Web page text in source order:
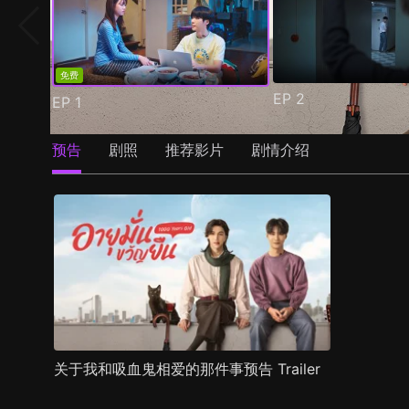
免费
EP1 EP 2
预告 剧照 推荐影片 剧情介绍
关于我和吸血鬼相爱的那件事预告 Trailer